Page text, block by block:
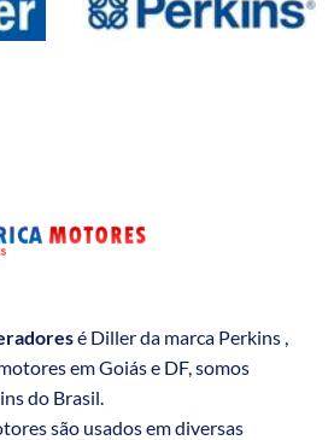
é Diller da marca Perkins ,
em Goiás e DF, somos
do Brasil.
são usados em diversas